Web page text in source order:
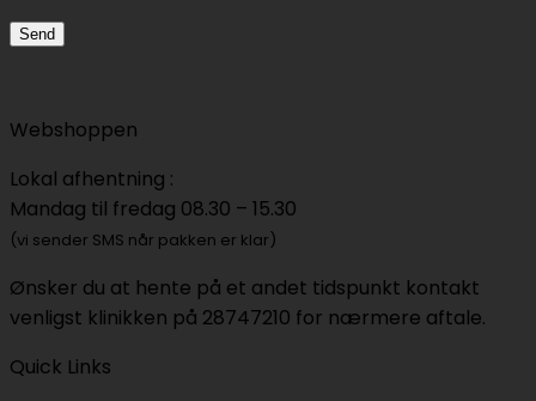
Webshoppen
Lokal afhentning :
Mandag til fredag 08.30 – 15.30
(vi sender SMS når pakken er klar)
Ønsker du at hente på et andet tidspunkt kontakt
venligst klinikken på 28747210 for nærmere aftale.
Quick Links